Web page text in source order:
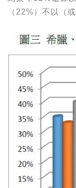
（22%）不以（